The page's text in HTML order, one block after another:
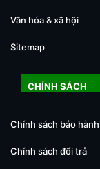
Văn hóa & xã hội
Sitemap
CHÍNH SÁCH
Chính sách bảo hành
Chính sách đổi trả